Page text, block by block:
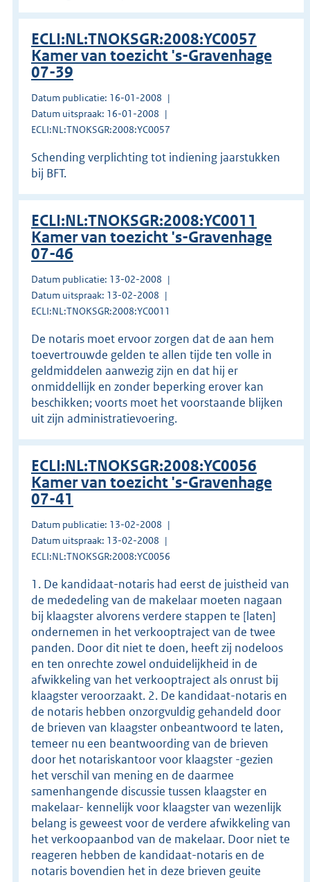
ECLI:NL:TNOKSGR:2008:YC0057
Kamer van toezicht 's-Gravenhage
07-39
Datum publicatie: 16-01-2008
Datum uitspraak: 16-01-2008
ECLI:NL:TNOKSGR:2008:YC0057
Schending verplichting tot indiening jaarstukken
bij BFT.
ECLI:NL:TNOKSGR:2008:YC0011
Kamer van toezicht 's-Gravenhage
07-46
Datum publicatie: 13-02-2008
Datum uitspraak: 13-02-2008
ECLI:NL:TNOKSGR:2008:YC0011
De notaris moet ervoor zorgen dat de aan hem
toevertrouwde gelden te allen tijde ten volle in
geldmiddelen aanwezig zijn en dat hij er
onmiddellijk en zonder beperking erover kan
beschikken; voorts moet het voorstaande blijken
uit zijn administratievoering.
ECLI:NL:TNOKSGR:2008:YC0056
Kamer van toezicht 's-Gravenhage
07-41
Datum publicatie: 13-02-2008
Datum uitspraak: 13-02-2008
ECLI:NL:TNOKSGR:2008:YC0056
1. De kandidaat-notaris had eerst de juistheid van
de mededeling van de makelaar moeten nagaan
bij klaagster alvorens verdere stappen te [laten]
ondernemen in het verkooptraject van de twee
panden. Door dit niet te doen, heeft zij nodeloos
en ten onrechte zowel onduidelijkheid in de
afwikkeling van het verkooptraject als onrust bij
klaagster veroorzaakt. 2. De kandidaat-notaris en
de notaris hebben onzorgvuldig gehandeld door
de brieven van klaagster onbeantwoord te laten,
temeer nu een beantwoording van de brieven
door het notariskantoor voor klaagster -gezien
het verschil van mening en de daarmee
samenhangende discussie tussen klaagster en
makelaar- kennelijk voor klaagster van wezenlijk
belang is geweest voor de verdere afwikkeling van
het verkoopaanbod van de makelaar. Door niet te
reageren hebben de kandidaat-notaris en de
notaris bovendien het in deze brieven geuite